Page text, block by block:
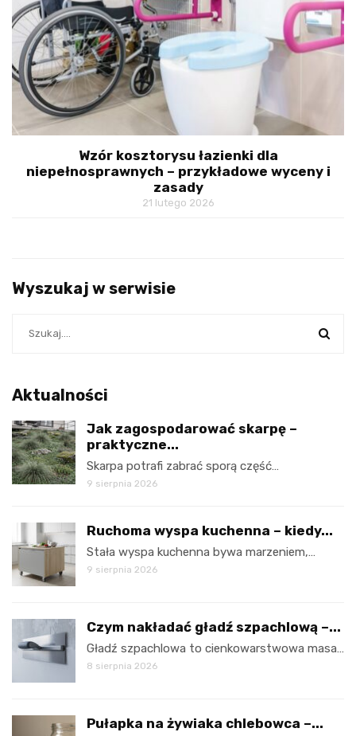
Wzór kosztorysu łazienki dla
niepełnosprawnych – przykładowe wyceny i
zasady
21 lutego 2026
Wyszukaj w serwisie
Aktualności
Jak zagospodarować skarpę –
praktyczne...
Skarpa potrafi zabrać sporą część…
9 sierpnia 2026
Ruchoma wyspa kuchenna – kiedy...
Stała wyspa kuchenna bywa marzeniem,…
9 sierpnia 2026
Czym nakładać gładź szpachlową –...
Gładź szpachlowa to cienkowarstwowa masa…
8 sierpnia 2026
Pułapka na żywiaka chlebowca –...